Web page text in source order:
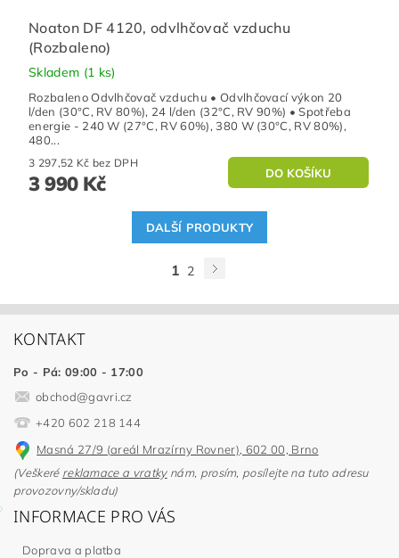
Noaton DF 4120, odvlhčovač vzduchu
(Rozbaleno)
Skladem (1 ks)
Rozbaleno Odvlhčovač vzduchu • Odvlhčovací výkon 20
l/den (30°C, RV 80%), 24 l/den (32°C, RV 90%) • Spotřeba
energie - 240 W (27°C, RV 60%), 380 W (30°C, RV 80%),
480...
3 297,52 Kč bez DPH
3 990 Kč
DALŠÍ PRODUKTY
1 2
KONTAKT
Po - Pá: 09:00 - 17:00
obchod@gavri.cz
+420 602 218 144
Masná 27/9 (areál Mrazírny Rovner), 602 00, Brno
(Veškeré reklamace a vratkynám, prosím, posílejte na tuto adresu
provozovny/skladu)
INFORMACE PRO VÁS
Doprava a platba